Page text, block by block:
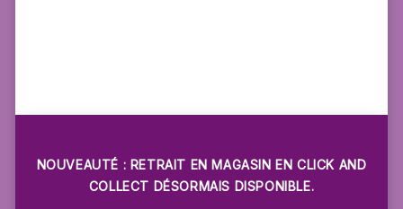
NOUVEAUTÉ : RETRAIT EN MAGASIN EN CLICK AND
COLLECT DÉSORMAIS DISPONIBLE.